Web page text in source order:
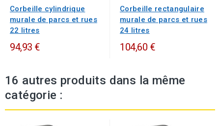
Corbeille cylindrique
murale de parcs et rues
22 litres
94,93 €
Corbeille rectangulaire
murale de parcs et rues
24 litres
104,60 €
16 autres produits dans la même
catégorie :